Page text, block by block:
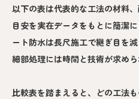
以下の表は代表的な工法の材料
目安を実在データをもとに簡潔
ート防水は長尺施工で継ぎ目を
細部処理には時間と技術が求め
比較表を踏まえると、どの工法